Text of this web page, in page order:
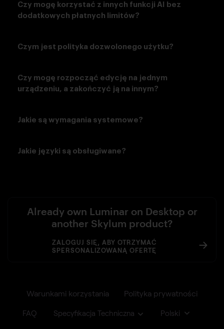
Czy mogę korzystać z innych funkcji AI bez
dodatkowych płatnych limitów?
Czym jest polityka dozwolonego użytku?
Czy mogę rozpocząć edycję na jednym
urządzeniu, a zakończyć ją na innym?
Jakie są wymagania systemowe?
Jakie języki są obsługiwane?
Already own Luminar on Desktop or
another Skylum product?
ZALOGUJ SIĘ, ABY OTRZYMAĆ
SPERSONALIZOWANĄ OFERTĘ
Warunkami korzystania Polityka prywatności
FAQ Specyfikacja Techniczna Polski